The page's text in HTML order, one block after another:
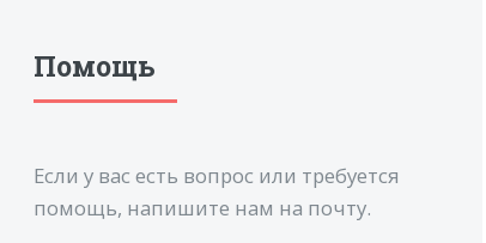
Помощь
Если у вас есть вопрос или требуется
помощь, напишите нам на почту.